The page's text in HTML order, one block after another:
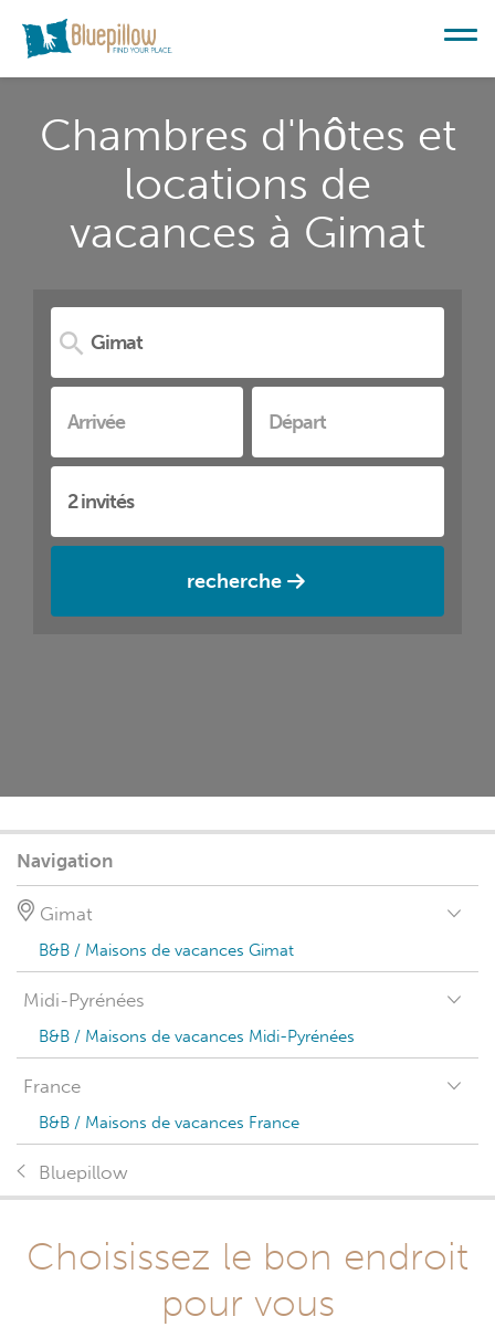
Chambres d'hôtes et
locations de
vacances à Gimat
recherche
Navigation
Gimat
B&B / Maisons de vacances Gimat
Midi-Pyrénées
B&B / Maisons de vacances Midi-Pyrénées
France
B&B / Maisons de vacances France
Bluepillow
Choisissez le bon endroit
pour vous